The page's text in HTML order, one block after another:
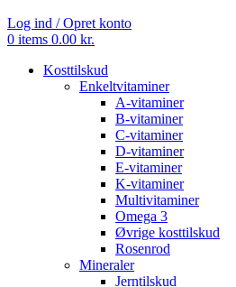
Log ind / Opret konto
0 items 0.00 kr.
Kosttilskud
Enkeltvitaminer
A-vitaminer
B-vitaminer
C-vitaminer
D-vitaminer
E-vitaminer
K-vitaminer
Multivitaminer
Omega 3
Øvrige kosttilskud
Rosenrod
Mineraler
Jerntilskud